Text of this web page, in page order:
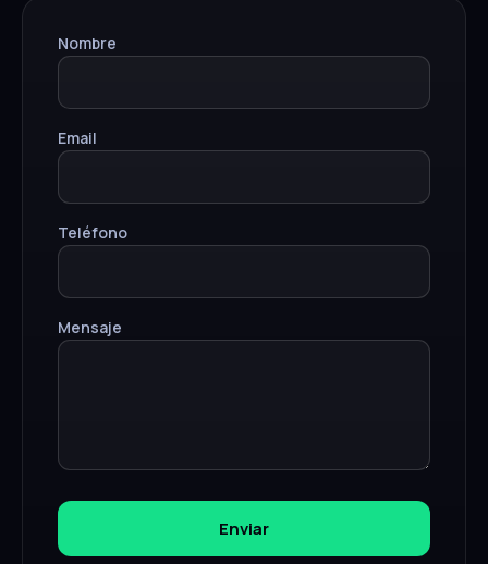
Nombre
Email
Teléfono
Mensaje
Enviar